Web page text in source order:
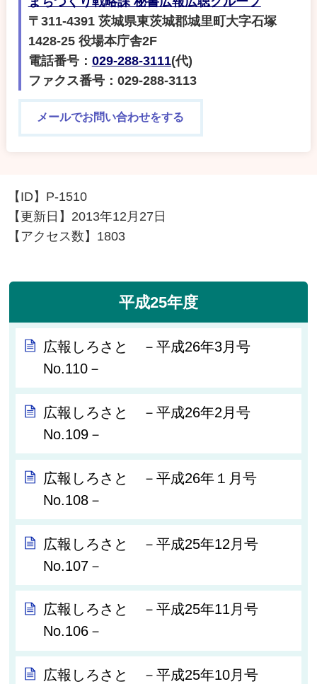
〒311-4391 茨城県東茨城郡城里町大字石塚
1428-25 役場本庁舎2F
電話番号： 029-288-3111(代)
ファクス番号：029-288-3113
メールでお問い合わせをする
【ID】 P-1510
【更新日】 2013年12月27日
【アクセス数】 1803
平成25年度
広報しろさと －平成26年3月号
No.110－
広報しろさと －平成26年2月号
No.109－
広報しろさと －平成26年１月号
No.108－
広報しろさと －平成25年12月号
No.107－
広報しろさと －平成25年11月号
No.106－
広報しろさと －平成25年10月号